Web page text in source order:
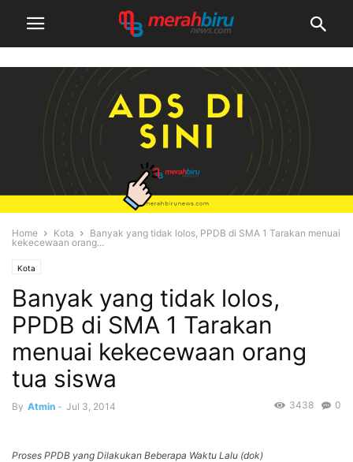
Home Kota
Banyak yang tidak lolos, PPDB di SMA 1 Tarakan menuai
kekecewaan orang...
Kota
Banyak yang tidak lolos,
PPDB di SMA 1 Tarakan
menuai kekecewaan orang
tua siswa
By Atmin - Jul 3, 2014 0
3438
Proses PPDB yang Dilakukan Beberapa Waktu Lalu (dok)